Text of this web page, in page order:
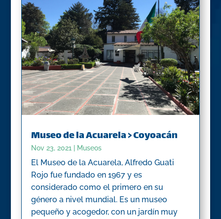
Museo de la Acuarela > Coyoacán
Nov 23, 2021| Museos
El Museo de la Acuarela, Alfredo Guati
Rojo fue fundado en 1967 y es
considerado como el primero en su
género a nivel mundial. Es un museo
pequeño y acogedor, con un jardín muy